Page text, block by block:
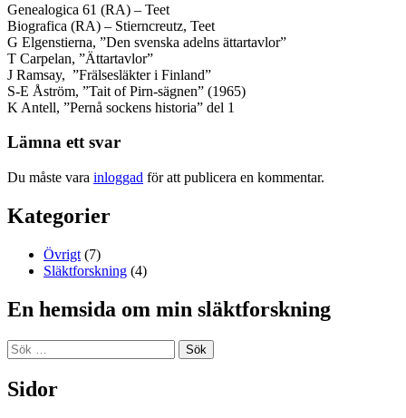
Genealogica 61 (RA) – Teet
Biografica (RA) – Stierncreutz, Teet
G Elgenstierna, ”Den svenska adelns ättartavlor”
T Carpelan, ”Ättartavlor”
J Ramsay, ”Frälsesläkter i Finland”
S-E Åström, ”Tait of Pirn-sägnen” (1965)
K Antell, ”Pernå sockens historia” del 1
Lämna ett svar
Du måste vara inloggad för att publicera en kommentar.
Kategorier
Övrigt (7)
Släktforskning (4)
En hemsida om min släktforskning
Sök
efter:
Sidor